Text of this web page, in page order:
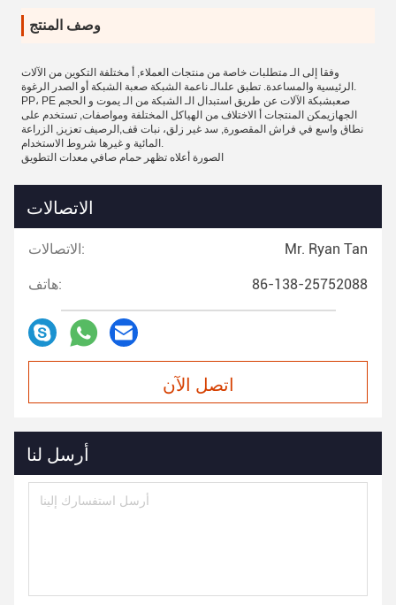
وصف المنتج
وفقا إلى الـ متطلبات خاصة من منتجات العملاء, مختلفة التكوين من الآلات
الرئيسية والمساعدة. تطبق علىالـ ناعمة الشبكة صعبة الشبكة أو الصدر الرغوة
.
PP، PE
صعبشبكة الآلات عن طريق استبدال الـ الشبكة من الـ يموت و الحجم
الجهاز يمكن المنتجات الاختلاف من الهياكل المختلفة ومواصفات, تستخدم على
نطاق واسع في فراش المقصورة, سد غير زلق، نبات قف, الرصيف تعزيز , الزراعة
المائية و غيرها شروط الاستخدام
.
الصورة أعلاه تظهر حمام صافي معدات التطويق
الاتصالات
الاتصالات: Mr. Ryan Tan
هاتف: 86-138-25752088
اتصل الآن
أرسل لنا